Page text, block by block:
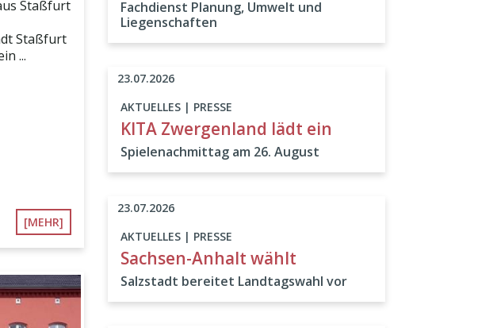
Staßfurt
Staßfurt
...
[MEHR]
Fachdienst Planung, Umwelt und
Liegenschaften
AKTUELLES | PRESSE
KITA Zwergenland lädt ein
Spielenachmittag am 26. August
23.07.2026
AKTUELLES | PRESSE
Sachsen-Anhalt wählt
Salzstadt bereitet Landtagswahl vor
23.07.2026